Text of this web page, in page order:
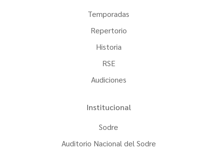
Temporadas
Repertorio
Historia
RSE
Audiciones
Institucional
Sodre
Auditorio Nacional del Sodre